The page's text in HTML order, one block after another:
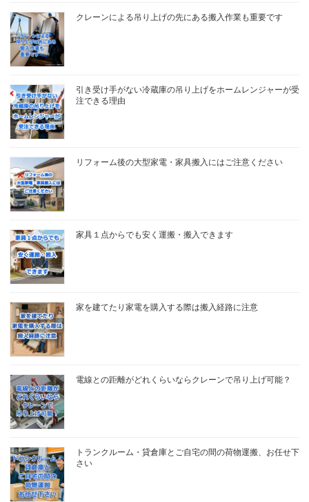
クレーンによる吊り上げの先にある搬入作業も重要です
引き受け手がない冷蔵庫の吊り上げをホームレンジャーが受
注できる理由
リフォーム後の大型家電・家具搬入にはご注意ください
家具１点からでも安く運搬・搬入できます
家を建てたり家電を購入する際は搬入経路に注意
電線との距離がどれくらいならクレーンで吊り上げ可能？
トランクルーム・貸倉庫とご自宅の間の荷物運搬、お任せ下
さい